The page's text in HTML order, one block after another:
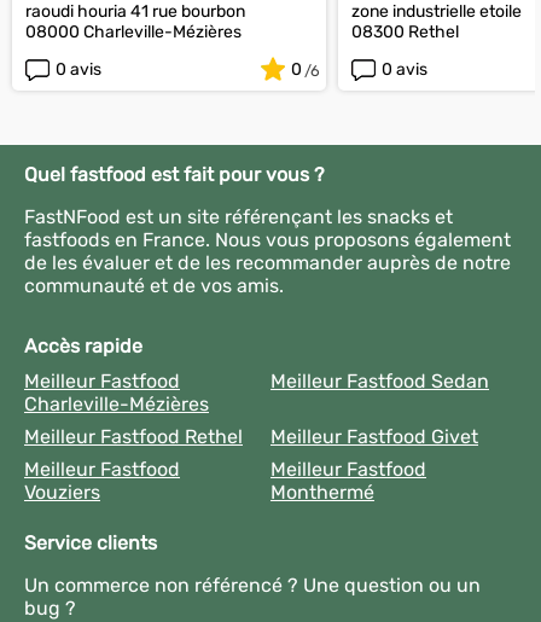
raoudi houria 41 rue bourbon
08000 Charleville-Mézières
0 avis
0
zone industrielle etoile
08300 Rethel
0 avis
Quel fastfood est fait pour vous ?
FastNFood est un site référençant les snacks et
fastfoods en France. Nous vous proposons également
de les évaluer et de les recommander auprès de notre
communauté et de vos amis.
Accès rapide
Meilleur Fastfood
Charleville-Mézières
Meilleur Fastfood Sedan
Meilleur Fastfood Rethel
Meilleur Fastfood Givet
Meilleur Fastfood
Vouziers
Meilleur Fastfood
Monthermé
Service clients
Un commerce non référencé ? Une question ou un
bug ?